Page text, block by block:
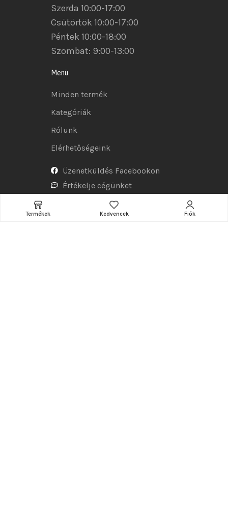
Szerda 10:00-17:00
Csütörtök 10:00-17:00
Péntek 10:00-18:00
Szombat: 9:00-13:00
Menü
Minden termék
Kategóriák
Rólunk
Elérhetőségeink
Üzenetküldés Facebookon
Értékelje cégünket
Termékek Kedvencek Fiók